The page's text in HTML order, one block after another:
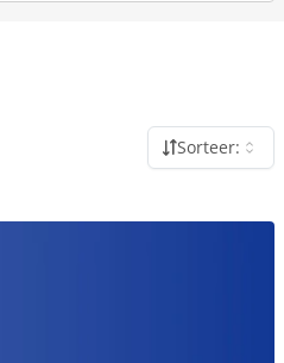
Sorteer: